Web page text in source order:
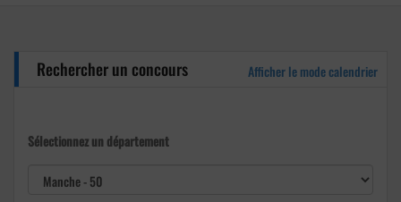
Rechercher un concours Afficher le mode calendrier
Sélectionnez un département